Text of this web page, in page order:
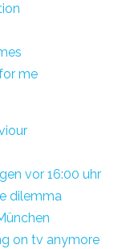
me
vor 16:00 uhr
dilemma
on tv anymore